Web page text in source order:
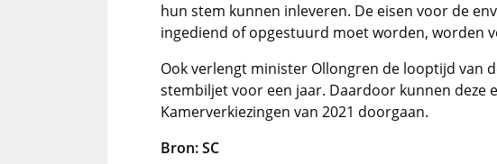
hun stem kunnen inleveren. De eisen voor de
ingediend of opgestuurd moet worden, worden
Ook verlengt minister Ollongren de looptijd van
stembiljet voor een jaar. Daardoor kunnen deze
Kamerverkiezingen van 2021 doorgaan.
Bron: SC